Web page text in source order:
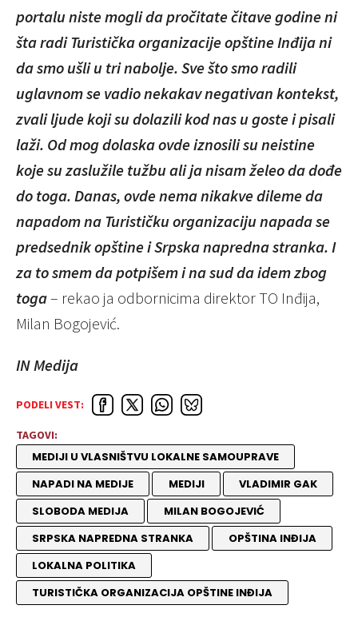
portalu niste mogli da pročitate čitave godine ni
šta radi Turistička organizacije opštine Inđija ni
da smo ušli u tri nabolje. Sve što smo radili
uglavnom se vadio nekakav negativan kontekst,
zvali ljude koji su dolazili kod nas u goste i pisali
laži. Od mog dolaska ovde iznosili su neistine
koje su zaslužile tužbu ali ja nisam želeo da dođe
do toga. Danas, ovde nema nikakve dileme da
napadom na Turističku organizaciju napada se
predsednik opštine i Srpska napredna stranka. I
za to smem da potpišem i na sud da idem zbog
toga– rekao ja odbornicima direktor TO Inđija,
Milan Bogojević.
IN Medija
PODELI VEST:
TAGOVI:
MEDIJI U VLASNIŠTVU LOKALNE SAMOUPRAVE
NAPADI NA MEDIJE
MEDIJI
VLADIMIR GAK
SLOBODA MEDIJA
MILAN BOGOJEVIĆ
SRPSKA NAPREDNA STRANKA
OPŠTINA INĐIJA
LOKALNA POLITIKA
TURISTIČKA ORGANIZACIJA OPŠTINE INĐIJA